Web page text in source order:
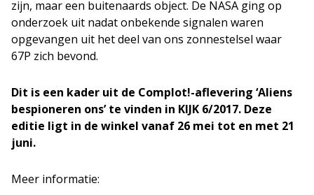
zijn, maar een buitenaards object. De NASA ging op
onderzoek uit nadat onbekende signalen waren
opgevangen uit het deel van ons zonnestelsel waar
67P zich bevond.
Dit is een kader uit de Complot!-aflevering ‘Aliens
bespioneren ons’ te vinden in KIJK 6/2017. Deze
editie ligt in de winkel vanaf 26 mei tot en met 21
juni.
Meer informatie: